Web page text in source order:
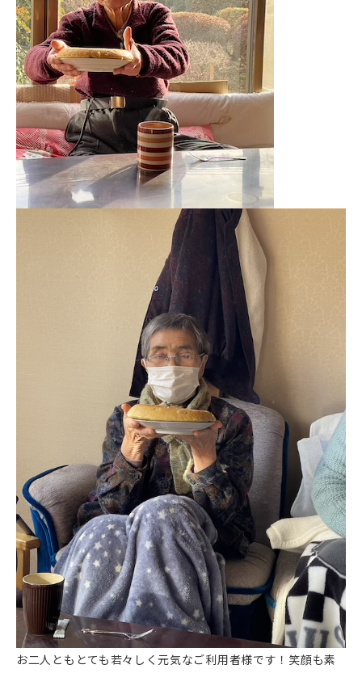
お二人ともとても若々しく元気なご利用者様です！笑顔も素